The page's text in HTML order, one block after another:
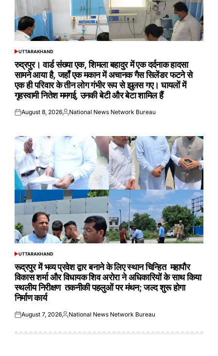
POSTED
UTTARAKHAND
रुद्रपुर। वार्ड संख्या एक, शिमला बहादुर में एक दर्दनाक हादसा
सामने आया है, जहाँ एक मकान में अचानक गैस सिलेंडर फटने से
एक ही परिवार के तीन लोग गंभीर रूप से झुलस गए। घायलों में
गृहस्वामी नितेश ममगई, उनकी बेटी और बेटा शामिल हैं
Posted
August 8, 2026Posted
National News Network Bureau
POSTED
UTTARAKHAND
रूद्रपुर में भव्य प्रवेश द्वार बनाने के लिए स्थान चिन्हित महापौर
विकास शर्मा और विधायक शिव अरोरा ने अधिकारियों के साथ किया
स्थलीय निरीक्षण तकनीकी पहलुओं पर मंथन; जल्द शुरू होगा
निर्माण कार्य
Posted
August 7, 2026Posted
National News Network Bureau